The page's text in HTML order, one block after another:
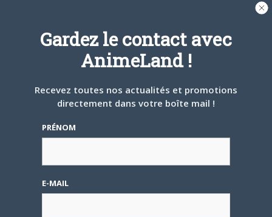
0
Digimon en préparation
pour 2027
4 JUILLET 2026 0
Gardez le contact avec
AnimeLand !
Recevez toutes nos actualités et promotions
directement dans votre boîte mail !
PRÉNOM
E-MAIL